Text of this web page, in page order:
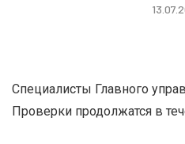
Специалисты Главного
Проверки продолжатся в